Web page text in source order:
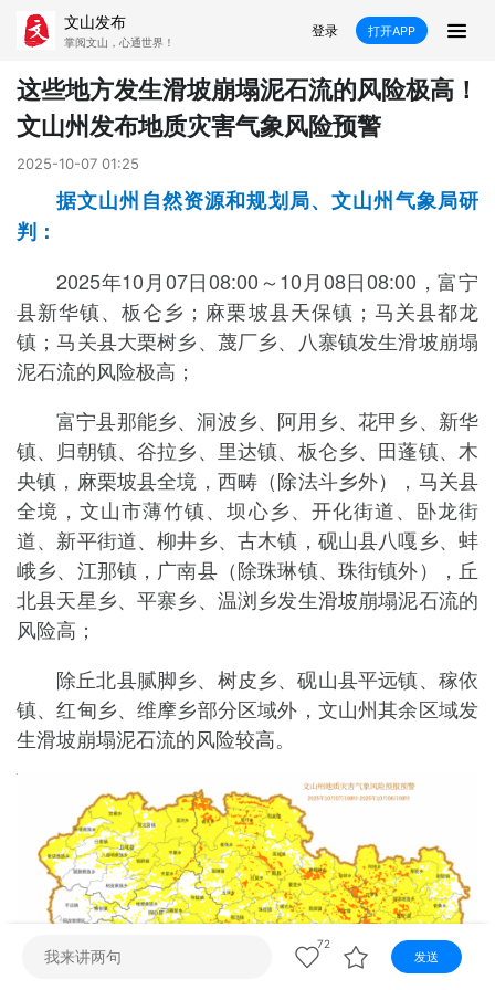
文山发布
掌阅文山，心通世界！
登录 打开APP
新闻
飞卡阅读 推荐 政声
民族 商务
县市
马关县 丘北县 广南县 富宁县
视听
视频快刷 视频点播 阿文工作室 文山新闻
壮语节目 苗语节目 瑶语节目
这些地方发生滑坡崩塌泥石流的风险极高！
文山州发布地质灾害气象风险预警
2025-10-07 01:25
据文山州自然资源和规划局、文山州气象局研
判：
2025年10月07日08:00～10月08日08:00，富宁
县新华镇、板仑乡；麻栗坡县天保镇；马关县都龙
镇；马关县大栗树乡、蔑厂乡、八寨镇发生滑坡崩塌
泥石流的风险极高；
富宁县那能乡、洞波乡、阿用乡、花甲乡、新华
镇、归朝镇、谷拉乡、里达镇、板仑乡、田蓬镇、木
央镇，麻栗坡县全境，西畴（除法斗乡外），马关县
全境，文山市薄竹镇、坝心乡、开化街道、卧龙街
道、新平街道、柳井乡、古木镇，砚山县八嘎乡、蚌
峨乡、江那镇，广南县（除珠琳镇、珠街镇外），丘
北县天星乡、平寨乡、温浏乡发生滑坡崩塌泥石流的
风险高；
除丘北县腻脚乡、树皮乡、砚山县平远镇、稼依
镇、红甸乡、维摩乡部分区域外，文山州其余区域发
生滑坡崩塌泥石流的风险较高。
72
发送